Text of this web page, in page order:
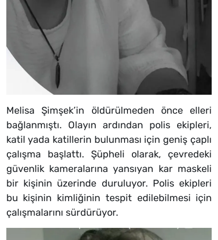
Melisa Şimşek’in öldürülmeden önce elleri
bağlanmıştı. Olayın ardından polis ekipleri,
katil yada katillerin bulunması için geniş çaplı
çalışma başlattı. Şüpheli olarak, çevredeki
güvenlik kameralarına yansıyan kar maskeli
bir kişinin üzerinde duruluyor. Polis ekipleri
bu kişinin kimliğinin tespit edilebilmesi için
çalışmalarını sürdürüyor.